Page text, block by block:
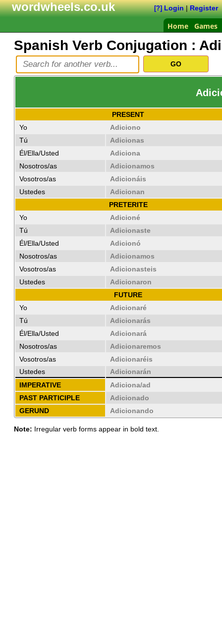
wordwheels.co.uk [?] Login|Register
Home Games
Spanish Verb Conjugation :
PRESENT
Yo
Adiciono
Tú
Adicionas
Él/Ella/Usted
Adiciona
Nosotros/as
Adicionamos
Vosotros/as
Adicionáis
Ustedes
Adicionan
PRETERITE
Yo
Adicioné
Tú
Adicionaste
Él/Ella/Usted
Adicionó
Nosotros/as
Adicionamos
Vosotros/as
Adicionasteis
Ustedes
Adicionaron
FUTURE
Yo
Adicionaré
Tú
Adicionarás
Él/Ella/Usted
Adicionará
Nosotros/as
Adicionaremos
Vosotros/as
Adicionaréis
Ustedes
Adicionarán
IMPERATIVE
Adiciona/ad
PAST PARTICIPLE
Adicionado
GERUND
Adicionando
Note: Irregular verb forms appear in bold text.